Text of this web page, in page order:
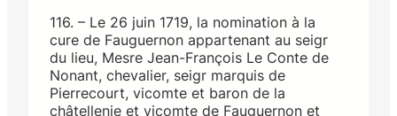
116. – Le 26 juin 1719, la nomination à la
cure de Fauguernon appartenant au seigr
du lieu, Mesre Jean-François Le Conte de
Nonant, chevalier, seigr marquis de
Pierrecourt, vicomte et baron de la
châtellenie et vicomte de Fauguernon et